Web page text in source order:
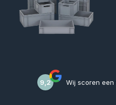
9,2 Wij scoren een